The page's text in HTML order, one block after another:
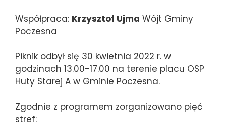
Współpraca: Krzysztof Ujma Wójt Gminy
Poczesna
Piknik odbył się 30 kwietnia 2022 r. w
godzinach 13.00-17.00 na terenie placu OSP
Huty Starej A w Gminie Poczesna.
Zgodnie z programem zorganizowano pięć
stref: